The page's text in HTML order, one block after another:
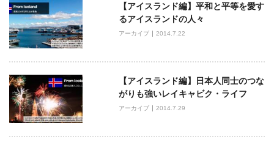
ゲ
ー
シ
ョ
ン
【アイスランド編】平和と平等を愛す
るアイスランドの人々
アーカイブ 2014.7.22
【アイスランド編】日本人同士のつな
がりも強いレイキャビク・ライフ
アーカイブ 2014.7.29